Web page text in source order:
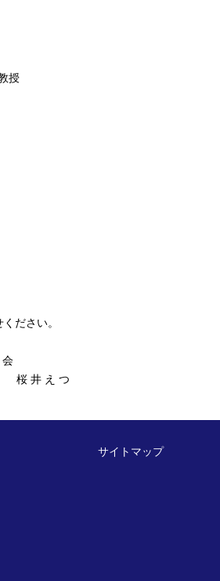
授
ださい。
つ
サイトマップ